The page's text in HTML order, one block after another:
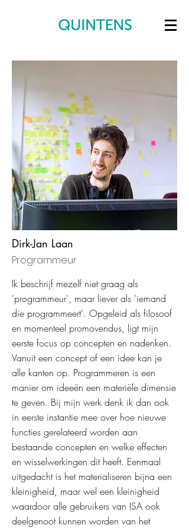
Dirk-Jan Laan
Programmeur
Ik beschrijf mezelf niet graag als
'programmeur', maar liever als 'iemand
die programmeert'. Opgeleid als filosoof
en momenteel promovendus, ligt mijn
eerste focus op concepten en nadenken.
Vanuit een concept of een idee kan je
alle kanten op. Programmeren is een
manier om ideeën een materiële dimensie
te geven. Bij mijn werk denk ik dan ook
in eerste instantie mee over hoe nieuwe
functies gerelateerd worden aan
bestaande concepten en welke effecten
en wisselwerkingen dit heeft. Eenmaal
uitgedacht is het materialiseren bijna een
kleinigheid, maar wel een kleinigheid
waardoor alle gebruikers van ISA ook
deelgenoot kunnen worden van het